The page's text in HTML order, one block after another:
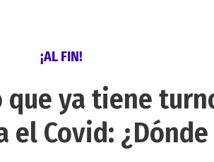
¡AL FIN!
ya tiene
el Covid: ¿Dónde